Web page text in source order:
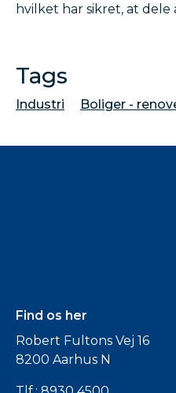
hvilket har sikret, at
Tags
Industri Boliger -
Find os her
Robert Fultons Vej 16
8200 Aarhus N